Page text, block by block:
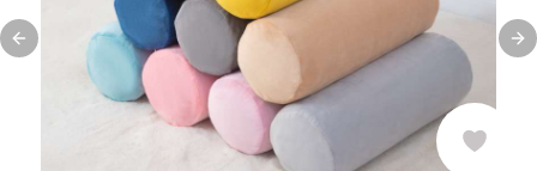
Previous slide